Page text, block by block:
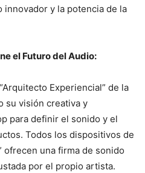
y la potencia de la
el Futuro del Audio:
Experiencial” de la
su visión creativa y
para definir el sonido y el
Todos los dispositivos de
ofrecen una firma de sonido
por el propio artista.